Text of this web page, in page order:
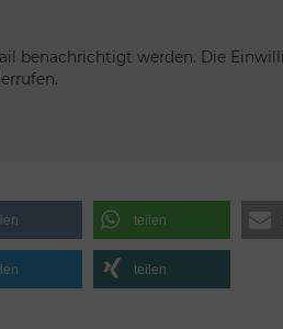
benachrichtigt werden. Die
teilen
teilen